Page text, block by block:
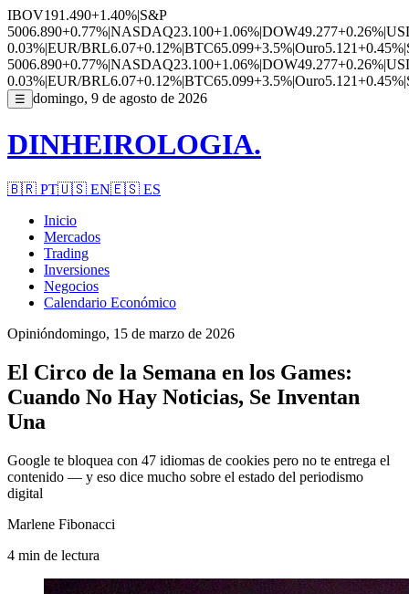
IBOV191.490+1.40%|S&P
5006.890+0.77%|NASDAQ23.100+1.06%|DOW49.277+0.26%|
0.03%|EUR/BRL6.07+0.12%|BTC65.099+3.5%|Ouro5.121+0.45%|
5006.890+0.77%|NASDAQ23.100+1.06%|DOW49.277+0.26%|
0.03%|EUR/BRL6.07+0.12%|BTC65.099+3.5%|Ouro5.121+0.45%|
☰ domingo, 9 de agosto de 2026
DINHEIROLOGIA.
🇧🇷 PT🇺🇸 EN🇪🇸 ES
Inicio
Mercados
Trading
Inversiones
Negocios
Calendario Económico
Opinióndomingo, 15 de marzo de 2026
El Circo de la Semana en los Games:
Cuando No Hay Noticias, Se Inventan
Una
Google te bloquea con 47 idiomas de cookies pero no te entrega el
contenido — y eso dice mucho sobre el estado del periodismo
digital
Marlene Fibonacci
4 min de lectura